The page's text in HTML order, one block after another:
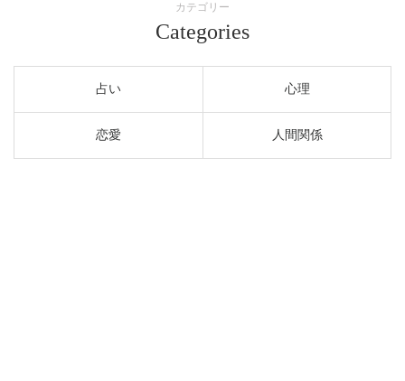
カテゴリー
Categories
占い 心理
恋愛 人間関係